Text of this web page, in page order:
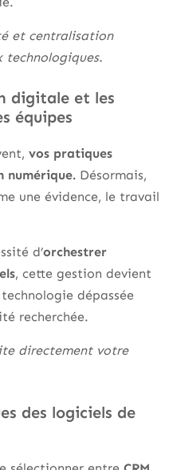
et centralisation
technologiques.
digitale et les
équipes
vos pratiques
numérique. Désormais,
une évidence, le travail
d’orchestrer
, cette gestion devient
dépassée
recherchée.
directement votre
des logiciels de